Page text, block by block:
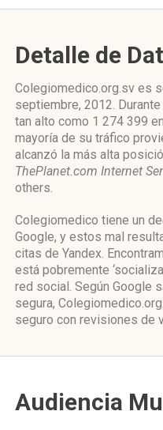
Detalle de
Colegiomedico.org.sv es
septiembre, 2012.
tan alto como 1 274 399
mayoría de su tráfico
alcanzó la más alta
ThePlanet.com Internet
others.
Colegiomedico tiene un
Google, y estos mal
citas de Yandex.
está pobremente
red social. Según Google
segura,
seguro con revisiones de
Audiencia